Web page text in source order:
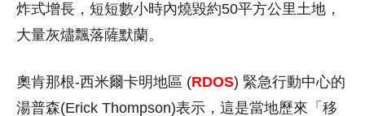
炸式增長，短短數小時內燒毀約50平方公里土地，
大量灰燼飄落薩默蘭。
奧肯那根-西米爾卡明地區 (RDOS) 緊急行動中心的
湯普森(Erick Thompson)表示，這是當地歷來「移